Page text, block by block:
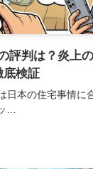
評判は？炎上
底検証
日本の住宅事情に
…